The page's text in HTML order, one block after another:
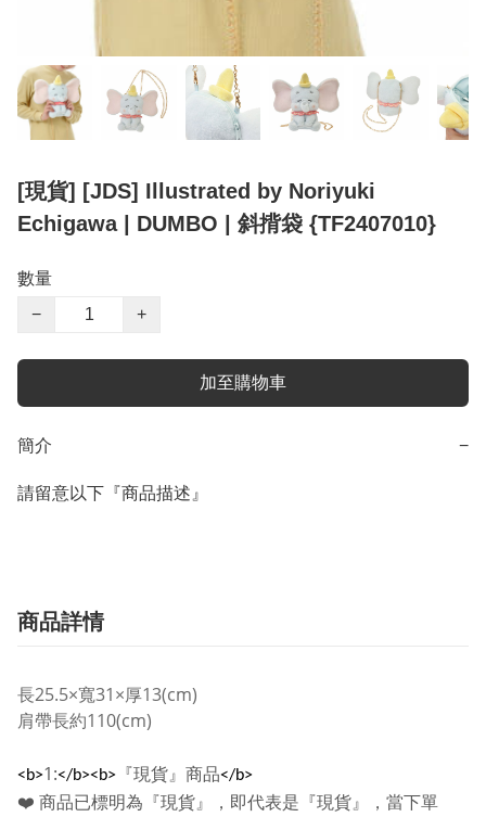
[現貨] [JDS] Illustrated by Noriyuki
Echigawa | DUMBO | 斜揹袋 {TF2407010}
數量
−
+
加至購物車
簡介 −
請留意以下『商品描述』
商品詳情
長25.5×寬31×厚13(cm)
肩帶長約110(cm)
<b>1:</b><b> 『現貨』商品</b>
❤️ 商品已標明為『現貨』，即代表是『現貨』，當下單